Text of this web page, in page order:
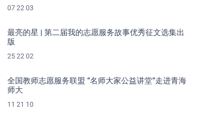
07 22 03
最亮的星 | 第二届我的志愿服务故事优秀征文选集出
版
25 22 02
全国教师志愿服务联盟 “名师大家公益讲堂”走进青海
师大
11 21 10